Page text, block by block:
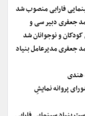
فارابی منصوب شد
جعفری دبیر سی و
و نوجوانان شد
جعفری مدیرعامل بنیاد
هندی
پروانه نمایشِ